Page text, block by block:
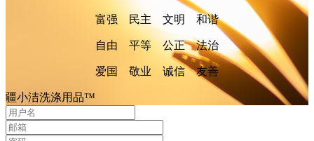
富强 民主 文明 和谐
自由 平等 公正 法治
爱国 敬业 诚信 友善
疆小洁洗涤用品™